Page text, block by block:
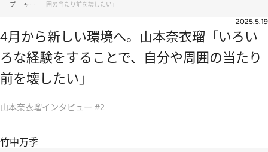
プ
ャー
囲の当たり前を壊したい」
2025.5.19
4月から新しい環境へ。山本奈衣瑠「いろい
ろな経験をすることで、自分や周囲の当たり
前を壊したい」
山本奈衣瑠インタビュー #2
竹中万季